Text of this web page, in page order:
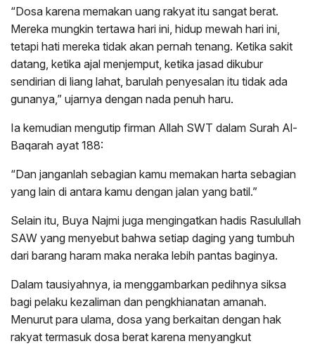
“Dosa karena memakan uang rakyat itu sangat berat.
Mereka mungkin tertawa hari ini, hidup mewah hari ini,
tetapi hati mereka tidak akan pernah tenang. Ketika sakit
datang, ketika ajal menjemput, ketika jasad dikubur
sendirian di liang lahat, barulah penyesalan itu tidak ada
gunanya,” ujarnya dengan nada penuh haru.
Ia kemudian mengutip firman Allah SWT dalam Surah Al-
Baqarah ayat 188:
“Dan janganlah sebagian kamu memakan harta sebagian
yang lain di antara kamu dengan jalan yang batil.”
Selain itu, Buya Najmi juga mengingatkan hadis Rasulullah
SAW yang menyebut bahwa setiap daging yang tumbuh
dari barang haram maka neraka lebih pantas baginya.
Dalam tausiyahnya, ia menggambarkan pedihnya siksa
bagi pelaku kezaliman dan pengkhianatan amanah.
Menurut para ulama, dosa yang berkaitan dengan hak
rakyat termasuk dosa berat karena menyangkut